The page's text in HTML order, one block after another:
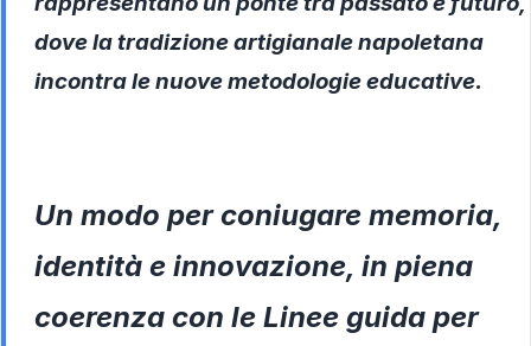
dove latradizione artigianale napoletana
incontra lenuove metodologie educative.
Un modo per coniugare memoria,
identità e innovazione, in piena
coerenza con le Linee guida per